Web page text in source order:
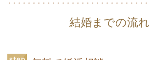
結婚までの流れ